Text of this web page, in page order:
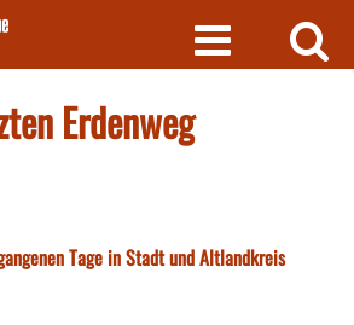
Erdenweg
Tage in Stadt und Altlandkreis